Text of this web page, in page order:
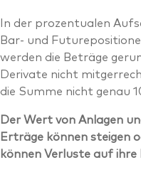
In der prozentualen
Bar- und
werden die Beträge
Derivate nicht
die Summe nicht genau
Der Wert von Anlagen
Erträge können steigen
können Verluste auf